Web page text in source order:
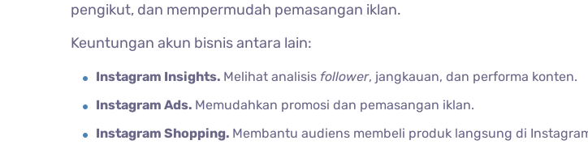
pengikut, dan mempermudah pemasangan iklan.
Keuntungan akun bisnis antara lain:
Instagram Insights. Melihat analisis follower, jangkauan, dan performa konten.
Instagram Ads. Memudahkan promosi dan pemasangan iklan.
Instagram Shopping. Membantu audiens membeli produk langsung di